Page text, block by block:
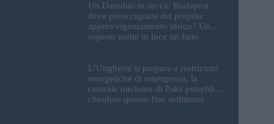
Un Danubio in secca: Budapest
deve preoccuparsi del proprio
approvvigionamento idrico? Un
esperto mette in luce un fatto
L’Ungheria si prepara a restrizioni
energetiche di emergenza; la
centrale nucleare di Paks potrebbe
chiudere questo fine settimana